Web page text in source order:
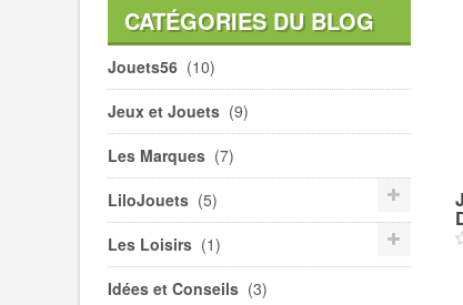
CATÉGORIES DU BLOG
Jouets56 (10)
Jeux et Jouets (9)
Les Marques (7)
LiloJouets (5)
Les Loisirs (1)
Idées et Conseils (3)